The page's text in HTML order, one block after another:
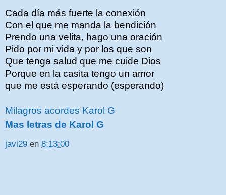
Cada día más fuerte la conexión
Con el que me manda la bendición
Prendo una velita, hago una oración
Pido por mi vida y por los que son
Que tenga salud que me cuide Dios
Porque en la casita tengo un amor
que me está esperando (esperando)
Milagros acordes Karol G
Mas letras de Karol G
javi29 en 8:13:00